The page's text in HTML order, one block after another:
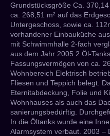
Grundstücksgröße Ca.
ca. 268,51 m² auf das
Untergeschoss, sowie ca.
vorhandener Einbauküche
mit Schwimmhalle 2-fach
aus dem Jahr 2005 2 Öl-
Fassungsvermögen von ca.
Wohnbereich Elektrisch
Fliesen und Teppich belegt.
Eternitabdeckung, Folie und
Wohnhauses als auch das
sanierungsbedürftig.
In die Öltanks wurde eine
Alarmsystem verbaut. 2003 –